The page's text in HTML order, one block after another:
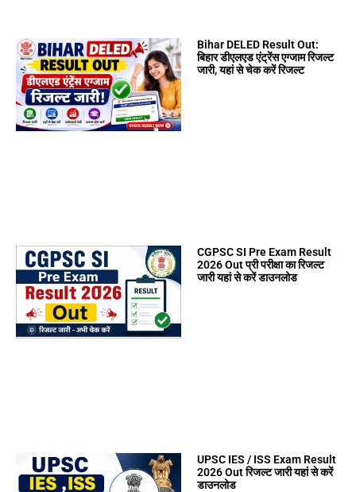
Bihar DELED Result Out:
बिहार डीएलएड एंट्रेंस एग्जाम रिजल्ट
जारी, यहां से चेक करें रिजल्ट
CGPSC SI Pre Exam Result
2026 Out प्री परीक्षा का रिजल्ट
जारी यहां से करें डाउनलोड
UPSC IES / ISS Exam Result
2026 Out रिजल्ट जारी यहां से करें
डाउनलोड